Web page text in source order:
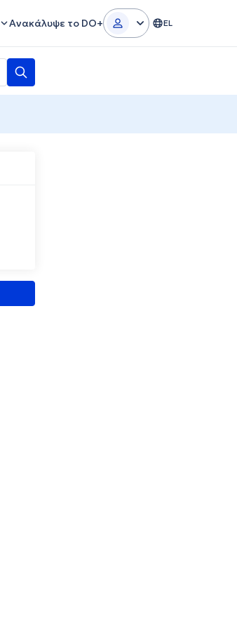
Ανακάλυψε το DO+ EL